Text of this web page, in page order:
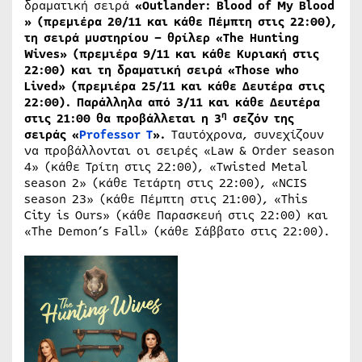
δραματική σειρά «Outlander: Blood of My Blood​
» (πρεμιέρα 20/11 και κάθε Πέμπτη στις 22:00),
τη σειρά μυστηρίου – θρίλερ «The Hunting
Wives» (πρεμιέρα 9/11 και κάθε Κυριακή στις
22:00) και τη δραματική σειρά «Those who
Lived​» (πρεμιέρα 25/11 και κάθε Δευτέρα στις
22:00). Παράλληλα από 3/11 και κάθε Δευτέρα
στις 21:00 θα προβάλλεται η 3η σεζόν της
σειράς «Professor T». Ταυτόχρονα, συνεχίζουν
να προβάλλονται οι σειρές «Law & Order season
4» (κάθε Τρίτη στις 22:00), «Twisted Metal
season 2» (κάθε Τετάρτη στις 22:00), «NCIS
season 23» (κάθε Πέμπτη στις 21:00), «This
City is Ours» (κάθε Παρασκευή στις 22:00) και
«The Demon’s Fall» (κάθε Σάββατο στις 22:00).